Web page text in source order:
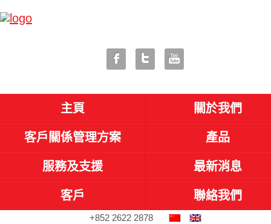
主頁 關於我們
客戶關係管理方案 產品
服務及支援 最新消息
客戶 聯絡我們
+852 2622 2878